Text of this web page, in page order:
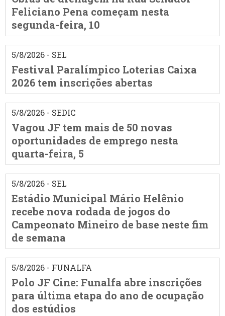
Feliciano Pena começam nesta
segunda-feira, 10
5/8/2026 - SEL
Festival Paralímpico Loterias Caixa
2026 tem inscrições abertas
5/8/2026 - SEDIC
Vagou JF tem mais de 50 novas
oportunidades de emprego nesta
quarta-feira, 5
5/8/2026 - SEL
Estádio Municipal Mário Helênio
recebe nova rodada de jogos do
Campeonato Mineiro de base neste fim
de semana
5/8/2026 - FUNALFA
Polo JF Cine: Funalfa abre inscrições
para última etapa do ano de ocupação
dos estúdios